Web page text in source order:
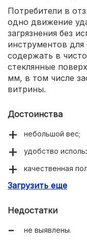
Потребители в
одно движение
загрязнения без
инструментов
содержать в
стеклянные
мм, в том числе
витрины.
Достоинства
небольшой вес;
удобство
качественная
не оставляет
Загрузить еще
Недостатки
не выявлены.